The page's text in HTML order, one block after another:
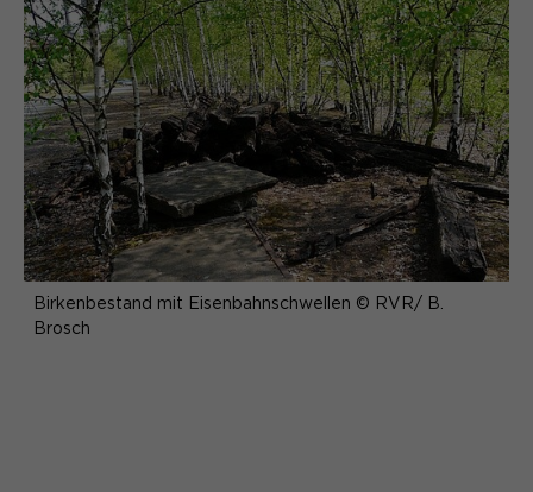
Birkenbestand mit Eisenbahnschwellen © RVR/ B.
Brosch